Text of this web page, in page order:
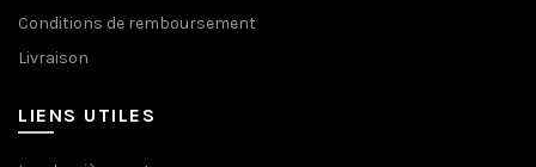
Conditions de remboursement
Livraison
LIENS UTILES